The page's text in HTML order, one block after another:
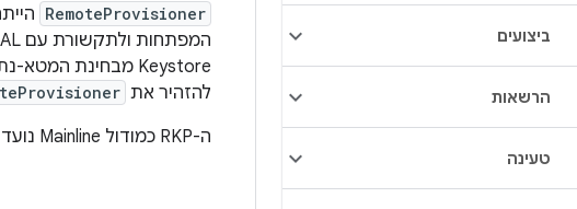
ביצועים
הרשאות
טעינה
RemoteProvisioner
להזהיר את
ה-RKP כמודול Mainline נועד לשפר את הנקודות האלה על ידי אריזה מסודרת של הכול ב-APEX.